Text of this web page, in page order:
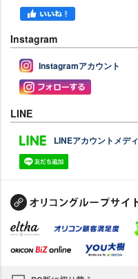
Instagram
Instagramアカウント
LINE
LINEアカウントメデ